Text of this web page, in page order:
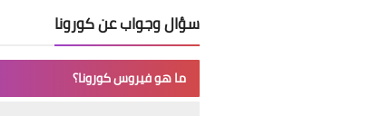
سؤال وجواب عن كورونا
ما هو فيروس كورونا؟